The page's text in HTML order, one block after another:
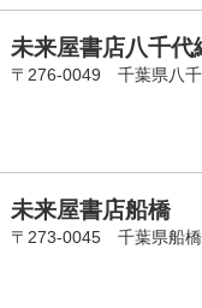
未来屋書店八千代
〒276-0049 千葉県八
未来屋書店船橋
〒273-0045 千葉県船